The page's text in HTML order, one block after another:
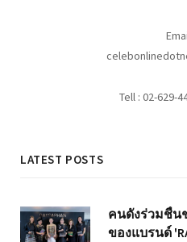
Tell : 02-629-
LATEST POSTS
คนดังร่วมชื่น
ของแบรนด์